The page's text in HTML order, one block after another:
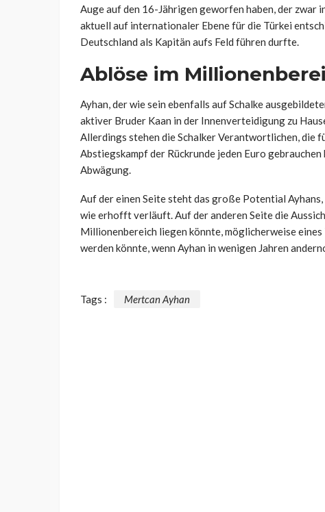
Auge auf den 16-Jährigen geworfen haben, der zwar
aktuell auf internationaler Ebene für die Türkei
Deutschland als Kapitän aufs Feld führen durfte.
Ablöse im
Ayhan, der wie sein ebenfalls auf Schalke
aktiver Bruder Kaan in der Innenverteidigung zu
Allerdings stehen die Schalker Verantwortlichen, die
Abstiegskampf der Rückrunde jeden Euro
Abwägung.
Auf der einen Seite steht das große Potential
wie erhofft verläuft. Auf der anderen Seite die
Millionenbereich liegen könnte, möglicherweise
werden könnte, wenn Ayhan in wenigen Jahren
Tags : Mertcan Ayhan